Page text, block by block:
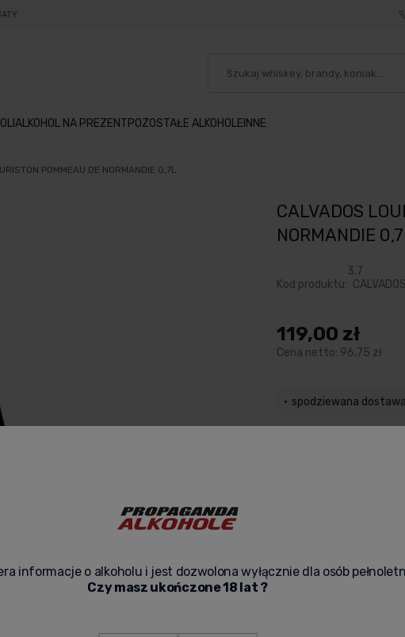
ALKOHOL NA PREZENTPOZOSTAŁE ALKOHOLE INNE
POMMEAU DE NORMANDIE 0,7L
CALVADOS
NORMANDIE
3.7
Kod produktu:
119,00 zł
Cena netto: 96,75 zł
spodziewana dostawa
informacje o alkoholu i jest dozwolona wyłącznie dla osób
Czy masz ukończone 18 lat ?